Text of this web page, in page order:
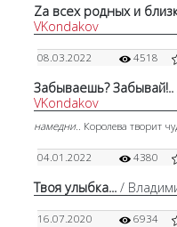
Zа всех родных и
VKondakov
08.03.2022 4518
Забываешь? Забывай!..
VKondakov
намедни.. Королева творит
04.01.2022 4380
Твоя улыбка... /
16.07.2020 6934